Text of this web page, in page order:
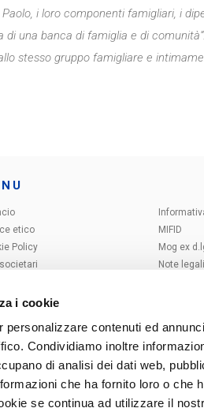
i cookie
personalizzare contenuti ed
Condividiamo inoltre
di analisi dei dati web,
che ha fornito loro o che
se continua ad utilizzare il
i loro componenti famigliari, i
una banca di famiglia e di
stesso gruppo famigliare e
etico
Policy
di sostenibilità nei
finanziari
MIFID
Mog ex
Note legali
Emittenti
Proteggi i
PSD2 -